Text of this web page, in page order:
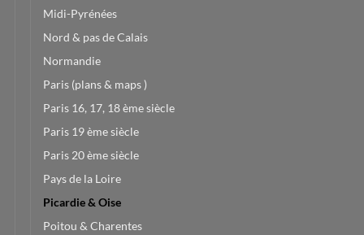
Midi-Pyrénées
Nord & pas de Calais
Normandie
Paris (plans & maps )
Paris 16, 17, 18 ème siècle
Paris 19 ème siècle
Paris 20 ème siècle
Pays de la Loire
Picardie & Oise
Poitou & Charentes